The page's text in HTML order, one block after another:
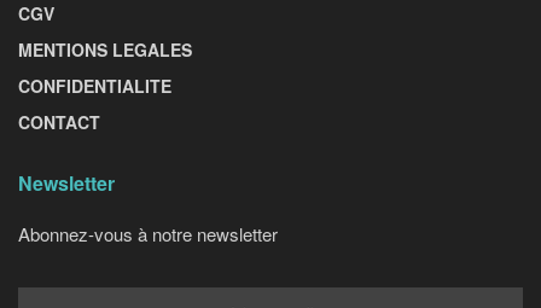
CGV
MENTIONS LEGALES
CONFIDENTIALITE
CONTACT
Newsletter
Abonnez-vous à notre newsletter